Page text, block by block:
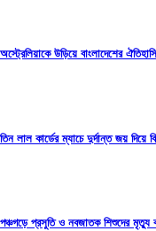
অস্ট্রেলিয়াকে উড়িয়ে বাংলাদেশের
তিন লাল কার্ডের ম্যাচে দুর্দান্ত জয় দিয়ে
পঞ্চগড়ে প্রসুতি ও নবজাতক শিশুদের মৃত্যু